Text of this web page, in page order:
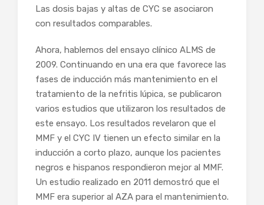
Las dosis bajas y altas de CYC se asociaron
con resultados comparables.
Ahora, hablemos del ensayo clínico ALMS de
2009. Continuando en una era que favorece las
fases de inducción más mantenimiento en el
tratamiento de la nefritis lúpica, se publicaron
varios estudios que utilizaron los resultados de
este ensayo. Los resultados revelaron que el
MMF y el CYC IV tienen un efecto similar en la
inducción a corto plazo, aunque los pacientes
negros e hispanos respondieron mejor al MMF.
Un estudio realizado en 2011 demostró que el
MMF era superior al AZA para el mantenimiento.